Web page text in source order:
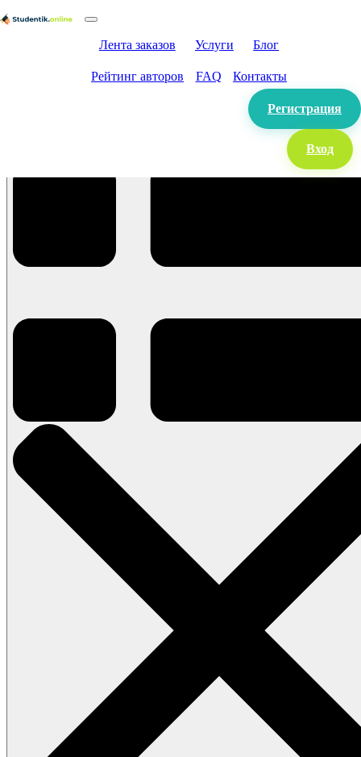
Лента заказов Услуги Блог
Рейтинг авторов FAQ Контакты
Регистрация
Вход